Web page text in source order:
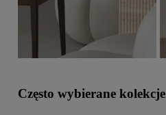
Często wybierane kolekcje